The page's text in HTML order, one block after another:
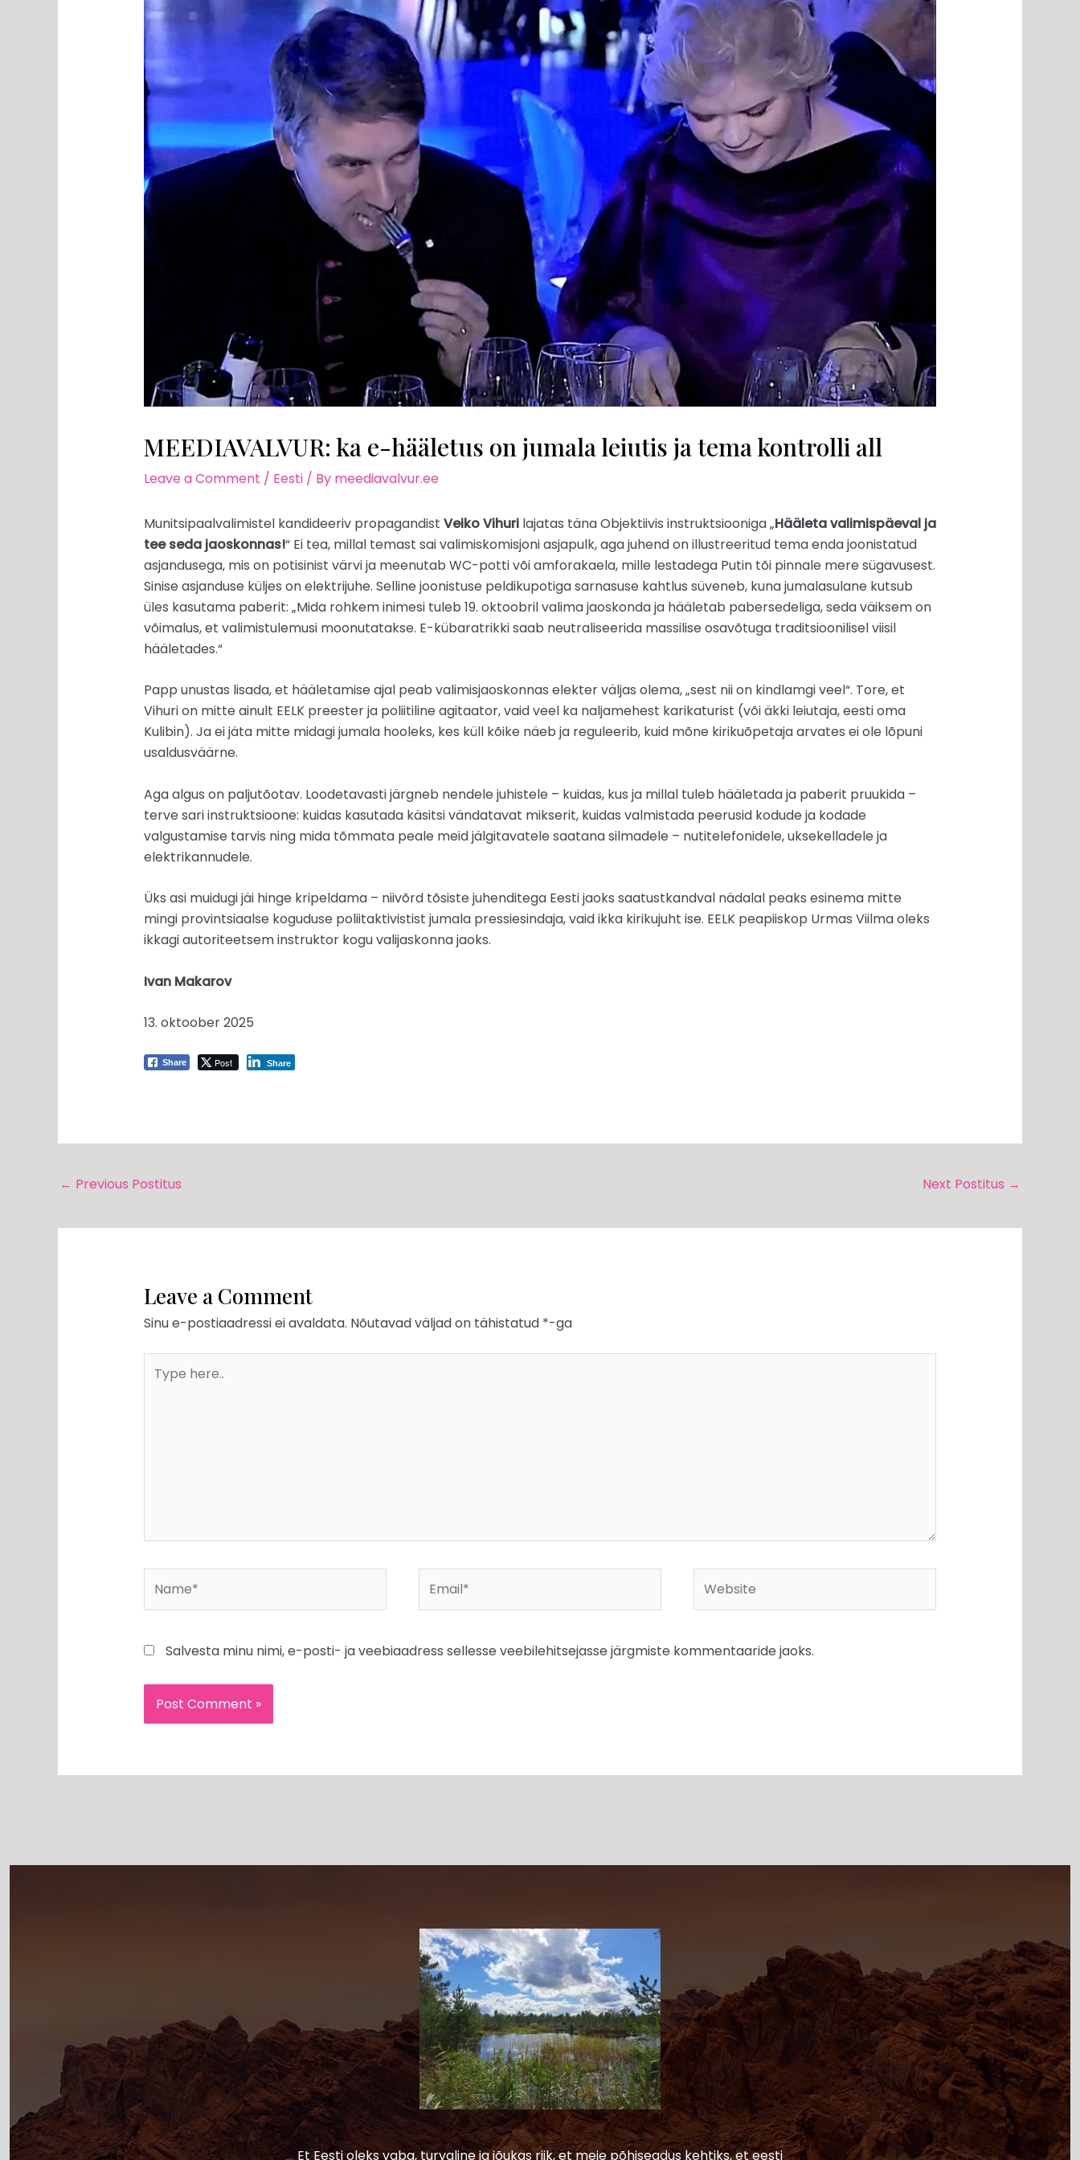
MEEDIAVALVUR: ka e-hääletus on jumala leiutis ja tema kontrolli all
Leave a Comment / Eesti/ By meediavalvur.ee
Munitsipaalvalimistel kandideeriv propagandist Veiko Vihurilajatas täna Objektiivis instruktsiooniga „Hääleta valimispäeval ja
tee seda jaoskonnas!“ Ei tea, millal temast sai valimiskomisjoni asjapulk, aga juhend on illustreeritud tema enda joonistatud
asjandusega, mis on potisinist värvi ja meenutab WC-potti või amforakaela, mille lestadega Putin tõi pinnale mere sügavusest.
Sinise asjanduse küljes on elektrijuhe. Selline joonistuse peldikupotiga sarnasuse kahtlus süveneb, kuna jumalasulane kutsub
üles kasutama paberit: „Mida rohkem inimesi tuleb 19. oktoobril valima jaoskonda ja hääletab pabersedeliga, seda väiksem on
võimalus, et valimistulemusi moonutatakse. E-kübaratrikki saab neutraliseerida massilise osavõtuga traditsioonilisel viisil
hääletades.“
Papp unustas lisada, et hääletamise ajal peab valimisjaoskonnas elekter väljas olema, „sest nii on kindlamgi veel“. Tore, et
Vihuri on mitte ainult EELK preester ja poliitiline agitaator, vaid veel ka naljamehest karikaturist (või äkki leiutaja, eesti oma
Kulibin). Ja ei jäta mitte midagi jumala hooleks, kes küll kõike näeb ja reguleerib, kuid mõne kirikuõpetaja arvates ei ole lõpuni
usaldusväärne.
Aga algus on paljutõotav. Loodetavasti järgneb nendele juhistele – kuidas, kus ja millal tuleb hääletada ja paberit pruukida –
terve sari instruktsioone: kuidas kasutada käsitsi vändatavat mikserit, kuidas valmistada peerusid kodude ja kodade
valgustamise tarvis ning mida tõmmata peale meid jälgitavatele saatana silmadele – nutitelefonidele, uksekelladele ja
elektrikannudele.
Üks asi muidugi jäi hinge kripeldama – niivõrd tõsiste juhenditega Eesti jaoks saatustkandval nädalal peaks esinema mitte
mingi provintsiaalse koguduse poliitaktivistist jumala pressiesindaja, vaid ikka kirikujuht ise. EELK peapiiskop Urmas Viilma oleks
ikkagi autoriteetsem instruktor kogu valijaskonna jaoks.
Ivan Makarov
13. oktoober 2025
Share Post Share
← Previous Postitus Next Postitus →
Leave a Comment
Sinu e-postiaadressi ei avaldata. Nõutavad väljad on tähistatud *-ga
here..
Salvesta minu nimi, e-posti- ja veebiaadress sellesse veebilehitsejasse järgmiste kommentaaride jaoks.
Et Eesti oleks vaba, turvaline ja jõukas riik, et meie põhiseadus kehtiks, et eesti